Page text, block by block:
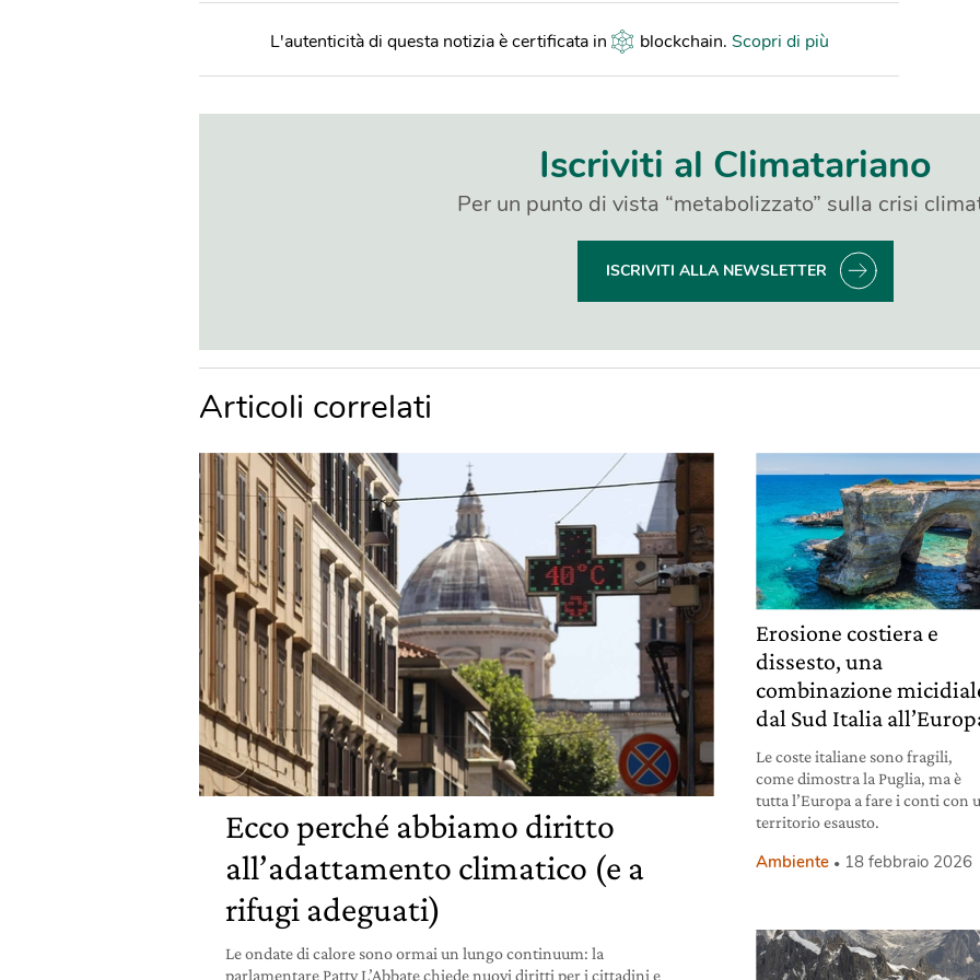
L'autenticità di questa notizia è certificata in blockchain. Scopri di più
Iscriviti al Climatariano
Per un punto di vista “metabolizzato” sulla crisi
ISCRIVITI ALLA NEWSLETTER
Articoli correlati
Ecco perché abbiamo diritto
all’adattamento climatico (e a
rifugi adeguati)
Le ondate di calore sono ormai un lungo continuum: la
parlamentare Patty L’Abbate chiede nuovi diritti per i cittadini e
Erosione costiera e
dissesto, una
combinazione
dal Sud Italia
Le coste italiane sono fragili,
come dimostra la Puglia, ma è
tutta l’Europa a fare i conti con
territorio esausto.
Ambiente 18 febbraio 2026